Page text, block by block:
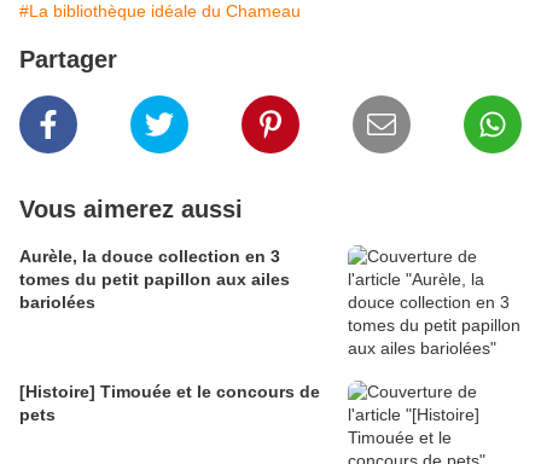
#La bibliothèque idéale du Chameau
Partager
Vous aimerez aussi
Aurèle, la douce collection en 3
tomes du petit papillon aux ailes
bariolées
[Histoire] Timouée et le concours de
pets